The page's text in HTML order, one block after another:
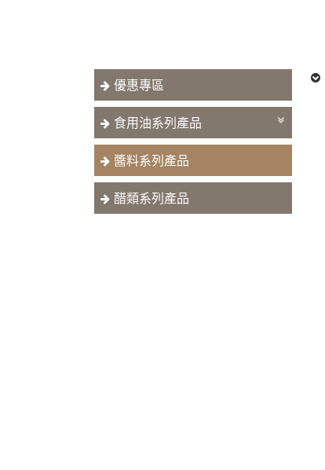
優惠專區
食用油系列產品
醬料系列產品
醋類系列產品